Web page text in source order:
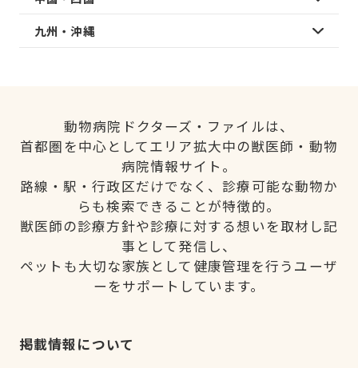
九州・沖縄
動物病院ドクターズ・ファイルは、
首都圏を中心としてエリア拡大中の獣医師・動物
病院情報サイト。
路線・駅・行政区だけでなく、診療可能な動物か
らも検索できることが特徴的。
獣医師の診療方針や診療に対する想いを取材し記
事として発信し、
ペットも大切な家族として健康管理を行うユーザ
ーをサポートしています。
掲載情報について